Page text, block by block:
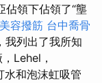
佔領下佔領了“壟
美容撥筋 台中喬骨
我列出了我所知
Lehel，
水和泡沫虹吸管